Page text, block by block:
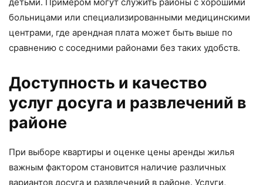
больницами или специализированными медицинскими
центрами, где арендная плата может быть выше по
сравнению с соседними районами без таких удобств.
Доступность и качество
услуг досуга и развлечений в
районе
При выборе квартиры и оценке цены аренды жилья
важным фактором становится наличие различных
вариантов досуга и развлечений в районе. Услуги,